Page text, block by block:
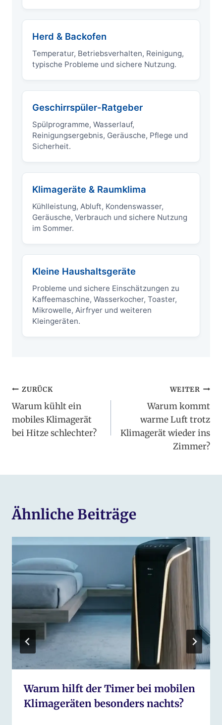
Herd & Backofen
Temperatur, Betriebsverhalten, Reinigung,
typische Probleme und sichere Nutzung.
Geschirrspüler-Ratgeber
Spülprogramme, Wasserlauf,
Reinigungsergebnis, Geräusche, Pflege und
Sicherheit.
Klimageräte & Raumklima
Kühlleistung, Abluft, Kondenswasser,
Geräusche, Verbrauch und sichere Nutzung
im Sommer.
Kleine Haushaltsgeräte
Probleme und sichere Einschätzungen zu
Kaffeemaschine, Wasserkocher, Toaster,
Mikrowelle, Airfryer und weiteren
Kleingeräten.
Beitragsnavigation
ZURÜCK
Warum kühlt ein
mobiles Klimagerät
bei Hitze schlechter?
WEITER
Warum kommt
warme Luft trotz
Klimagerät wieder ins
Zimmer?
Ähnliche Beiträge
Warum hilft der Timer bei mobilen
Klimageräten besonders nachts?